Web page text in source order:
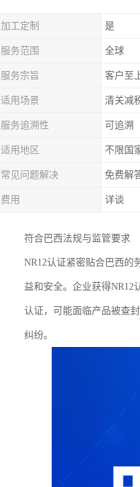
加工定制 是
服务范围 全球
服务宗旨 客户至
适用场景 清关减
服务追溯性 可追溯
适用地区 不限国
常见问题解决 免费解
费用 详谈
符合巴西法规与监管要求
NR12认证紧密贴合巴西的
益和安全。企业获得NR12
认证，可能面临产品被查
纠纷。